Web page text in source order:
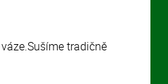
tradičně